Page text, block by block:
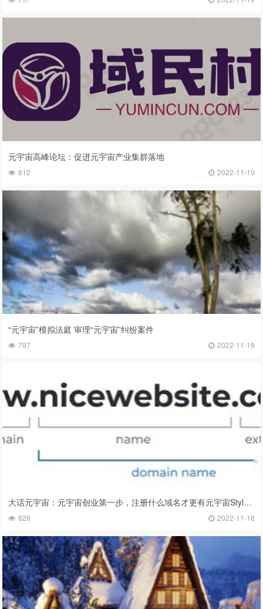
元宇宙高峰论坛：促进元宇宙产业集群落地
812 2022-11-19
“元宇宙”模拟法庭 审理“元宇宙”纠纷案件
797 2022-11-19
大话元宇宙：元宇宙创业第一步，注册什么域名才更有元宇宙Style？
829 2022-11-18